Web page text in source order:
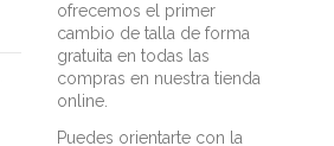
ofrecemos el primer
cambio de talla de forma
gratuita en todas las
compras en nuestra tienda
online.
Puedes orientarte con la